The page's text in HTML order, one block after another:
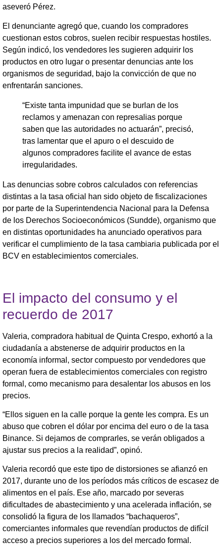
aseveró Pérez.
El denunciante agregó que, cuando los compradores
cuestionan estos cobros, suelen recibir respuestas hostiles.
Según indicó, los vendedores les sugieren adquirir los
productos en otro lugar o presentar denuncias ante los
organismos de seguridad, bajo la convicción de que no
enfrentarán sanciones.
“Existe tanta impunidad que se burlan de los
reclamos y amenazan con represalias porque
saben que las autoridades no actuarán”, precisó,
tras lamentar que el apuro o el descuido de
algunos compradores facilite el avance de estas
irregularidades.
Las denuncias sobre cobros calculados con referencias
distintas a la tasa oficial han sido objeto de fiscalizaciones
por parte de la Superintendencia Nacional para la Defensa
de los Derechos Socioeconómicos (Sundde), organismo que
en distintas oportunidades ha anunciado operativos para
verificar el cumplimiento de la tasa cambiaria publicada por el
BCV en establecimientos comerciales.
El impacto del consumo y el
recuerdo de 2017
Valeria, compradora habitual de Quinta Crespo, exhortó a la
ciudadanía a abstenerse de adquirir productos en la
economía informal, sector compuesto por vendedores que
operan fuera de establecimientos comerciales con registro
formal, como mecanismo para desalentar los abusos en los
precios.
“Ellos siguen en la calle porque la gente les compra. Es un
abuso que cobren el dólar por encima del euro o de la tasa
Binance. Si dejamos de comprarles, se verán obligados a
ajustar sus precios a la realidad”, opinó.
Valeria recordó que este tipo de distorsiones se afianzó en
2017, durante uno de los períodos más críticos de escasez de
alimentos en el país. Ese año, marcado por severas
dificultades de abastecimiento y una acelerada inflación, se
consolidó la figura de los llamados “bachaqueros”,
comerciantes informales que revendían productos de difícil
acceso a precios superiores a los del mercado formal.